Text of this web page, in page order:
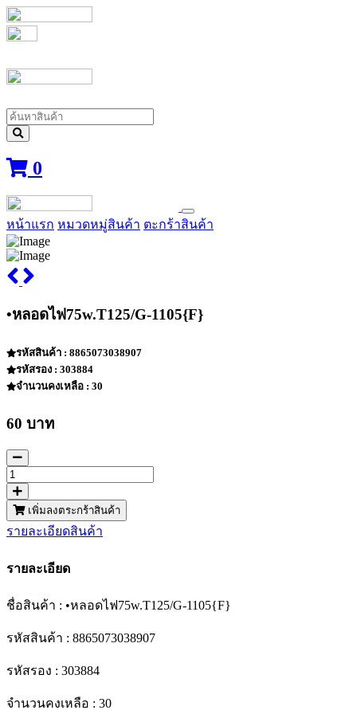
0
หน้าแรก หมวดหมู่สินค้า ตะกร้าสินค้า
•หลอดไฟ75w.T125/G-1105{F}
รหัสสินค้า : 8865073038907
รหัสรอง : 303884
จำนวนคงเหลือ : 30
60 บาท
เพิ่มลงตระกร้าสินค้า
รายละเอียดสินค้า
รายละเอียด
ชื่อสินค้า : •หลอดไฟ75w.T125/G-1105{F}
รหัสสินค้า : 8865073038907
รหัสรอง : 303884
จำนวนคงเหลือ : 30